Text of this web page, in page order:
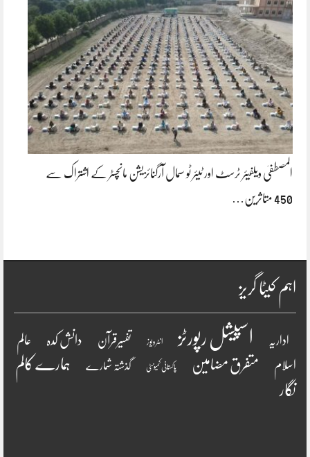
المصطفیٰ ویلفیئر ٹرسٹ اور ٹیئر ٹو سمال آرگنائزیشن مانچسٹر کے اشتراک سے
450 متاثرین…
اہم کیٹا گریز
اداریہ اسپیشل رپورٹز انٹرویو ز تفسیرقرآن دانش کدہ عالم
اسلام متفرق مضامین پاکستانی کمیونٹی گذشتہ شمارے
ہمارے کالم
نگار